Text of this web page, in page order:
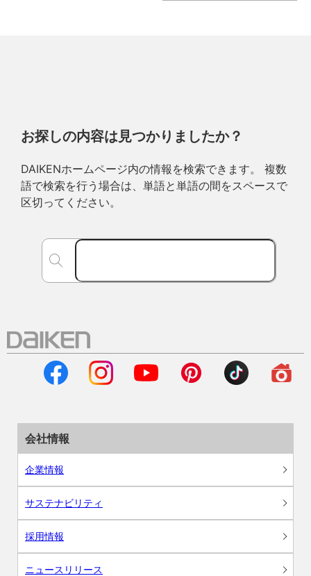
お探しの内容は見つかりましたか？
DAIKENホームページ内の情報を検索できます。 複数
語で検索を行う場合は、単語と単語の間をスペースで
区切ってください。
会社情報
企業情報
サステナビリティ
採用情報
ニュースリリース